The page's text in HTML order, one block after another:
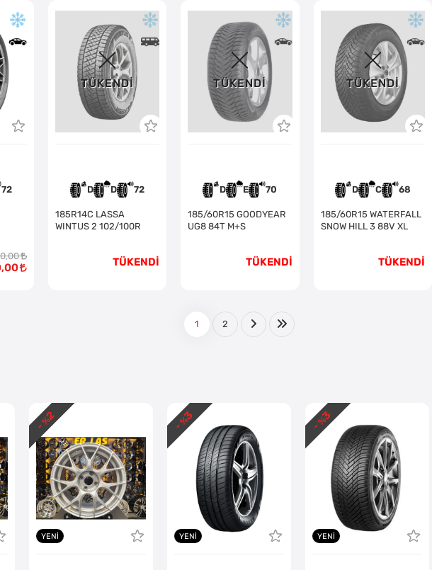
72
TÜKENDI
D D 72
185R14C LASSA
WINTUS 2 102/100R
TÜKENDİ
TÜKENDI
D E 70
185/60R15 GOODYEAR
UG8 84T M+S
TÜKENDİ
TÜKENDI
D C 68
185/60R15 WATERFALL
SNOW HILL 3 88V XL
TÜKENDİ
1 2
YENI
- %
2
YENI
- %
3
YENI
- %
3